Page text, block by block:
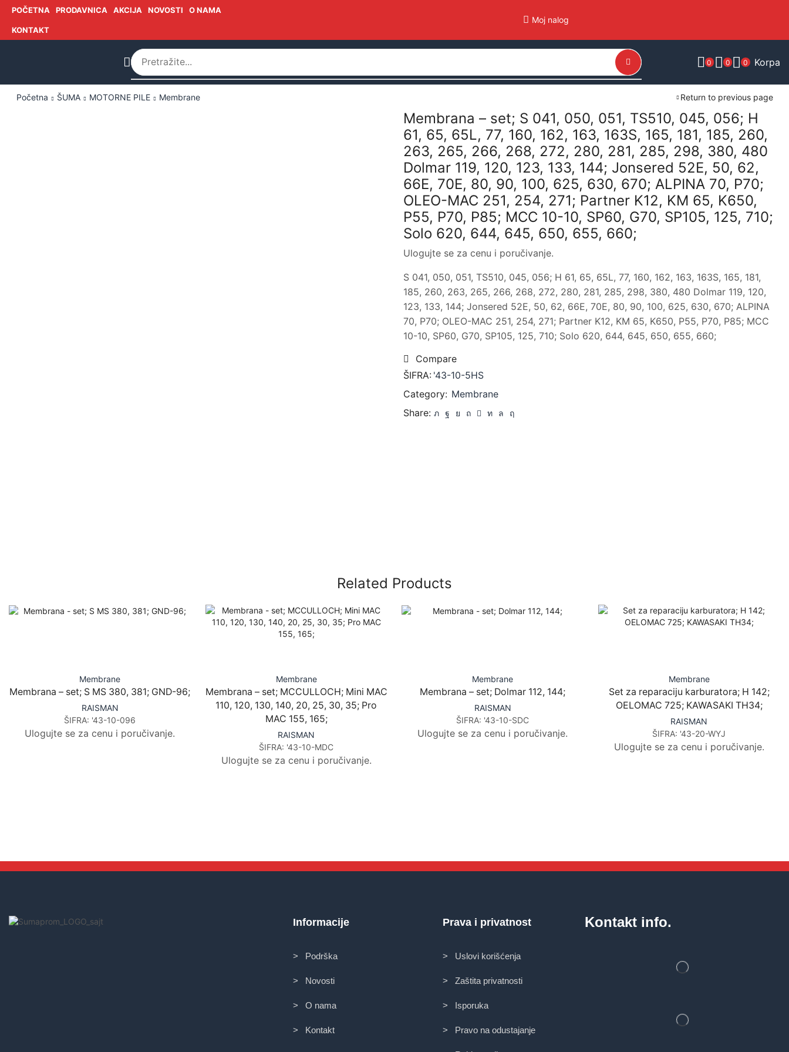
POČETNA PRODAVNICA AKCIJA NOVOSTI O NAMA
KONTAKT
Moj nalog
0 0 0 Korpa
Početna ŠUMA MOTORNE PILE Membrane Return to previous page
Membrana – set; S 041, 050, 051, TS510, 045, 056; H
61, 65, 65L, 77, 160, 162, 163, 163S, 165, 181, 185, 260,
263, 265, 266, 268, 272, 280, 281, 285, 298, 380, 480
Dolmar 119, 120, 123, 133, 144; Jonsered 52E, 50, 62,
66E, 70E, 80, 90, 100, 625, 630, 670; ALPINA 70, P70;
OLEO-MAC 251, 254, 271; Partner K12, KM 65, K650,
P55, P70, P85; MCC 10-10, SP60, G70, SP105, 125, 710;
Solo 620, 644, 645, 650, 655, 660;
Ulogujte se za cenu i poručivanje.
S 041, 050, 051, TS510, 045, 056; H 61, 65, 65L, 77, 160, 162, 163, 163S, 165, 181,
185, 260, 263, 265, 266, 268, 272, 280, 281, 285, 298, 380, 480 Dolmar 119, 120,
123, 133, 144; Jonsered 52E, 50, 62, 66E, 70E, 80, 90, 100, 625, 630, 670; ALPINA
70, P70; OLEO-MAC 251, 254, 271; Partner K12, KM 65, K650, P55, P70, P85; MCC
10-10, SP60, G70, SP105, 125, 710; Solo 620, 644, 645, 650, 655, 660;
Compare
ŠIFRA: '43-10-5HS
Category: Membrane
Share:
Related Products
Membrane
Membrana – set; S MS 380, 381; GND-96;
RAISMAN
ŠIFRA: '43-10-096
Ulogujte se za cenu i poručivanje.
Membrane
Membrana – set; MCCULLOCH; Mini MAC
110, 120, 130, 140, 20, 25, 30, 35; Pro
MAC 155, 165;
RAISMAN
ŠIFRA: '43-10-MDC
Ulogujte se za cenu i poručivanje.
Membrane
Membrana – set; Dolmar 112, 144;
RAISMAN
ŠIFRA: '43-10-SDC
Ulogujte se za cenu i poručivanje.
Membrane
Set za reparaciju karburatora; H 142;
OELOMAC 725; KAWASAKI TH34;
RAISMAN
ŠIFRA: '43-20-WYJ
Ulogujte se za cenu i poručivanje.
Informacije
> Podrška
> Novosti
> O nama
> Kontakt
Prava i privatnost
> Uslovi korišćenja
> Zaštita privatnosti
> Isporuka
> Pravo na odustajanje
Kontakt info.